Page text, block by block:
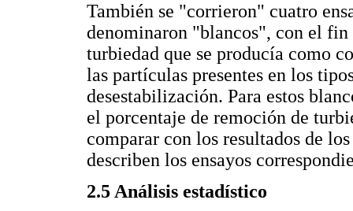
También se "corrieron" cuatro
denominaron "blancos", con el
turbiedad que se producía como
las partículas presentes en los
desestabilización. Para estos
el porcentaje de remoción de
comparar con los resultados de
describen los ensayos
2.5 Análisis estadístico